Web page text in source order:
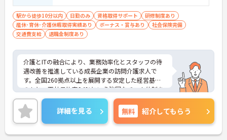
駅から徒歩10分以内 日勤のみ 資格取得サポート
研修制度あり
産休･育休･介護休暇取得実績あり
ボーナス・賞与あり
社会保険完備
交通費支給
退職金制度あり
介護とITの融合により、業務効率化とスタッフの待
遇改善を推進している成長企業の訪問介護求人で
す。全国260拠点以上を展開する安定した経営基盤
のもと、正社員比率94%という強固なチーム体制を
構築しています。介護福祉士資格手当や年2回の評価
面談など、専門資格と成果が収入に直結する仕組み
が整っています。夜勤なしの完全週休2日制（曜日固
定）を採用し、日々の記録業務はスマートフォンで
完結するため、施設勤務特有の不規則なシフトや煩
詳細を見る 無料 紹介してもらう